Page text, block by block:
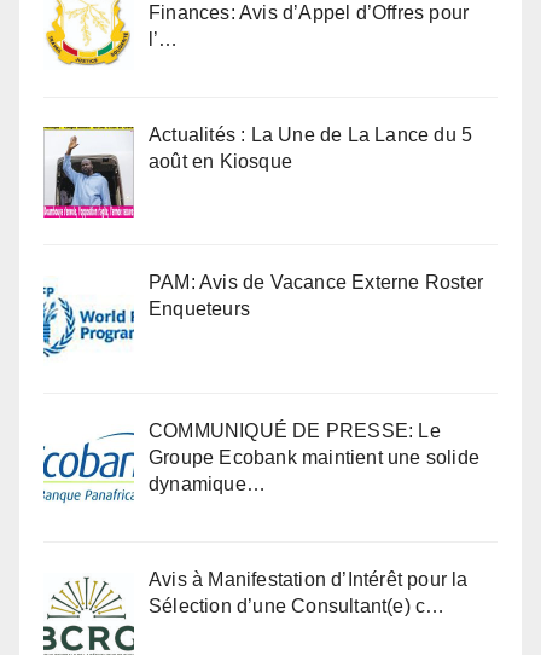
Finances: Avis d’Appel d’Offres pour
l’…
Actualités : La Une de La Lance du 5
août en Kiosque
PAM: Avis de Vacance Externe Roster
Enqueteurs
COMMUNIQUÉ DE PRESSE: Le
Groupe Ecobank maintient une solide
dynamique…
Avis à Manifestation d’Intérêt pour la
Sélection d’une Consultant(e) c…